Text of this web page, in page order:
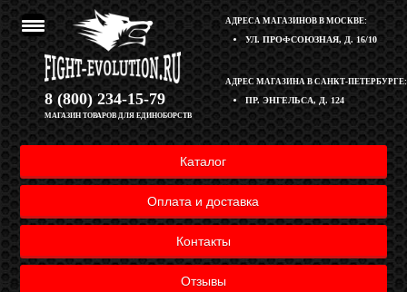
АДРЕСА МАГАЗИНОВ В МОСКВЕ:
УЛ. ПРОФСОЮЗНАЯ, Д. 16/10
АДРЕС МАГАЗИНА В САНКТ-ПЕТЕРБУРГЕ:
ПР. ЭНГЕЛЬСА, Д. 124
8 (800) 234-15-79
МАГАЗИН ТОВАРОВ ДЛЯ ЕДИНОБОРСТВ
Каталог
Оплата и доставка
Контакты
Отзывы
Перейти
к
навигации
Перейти
к
содержимому
Корзина
Полезная информация
Оплата и доставка товара